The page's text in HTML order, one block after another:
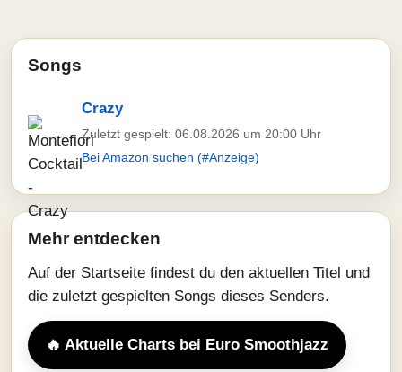
Songs
Crazy
Zuletzt gespielt: 06.08.2026 um 20:00 Uhr
Bei Amazon suchen (#Anzeige)
Mehr entdecken
Auf der Startseite findest du den aktuellen Titel und
die zuletzt gespielten Songs dieses Senders.
🔥 Aktuelle Charts bei Euro Smoothjazz